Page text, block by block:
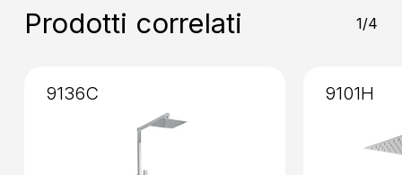
Prodotti correlati 1/4
9136C 9101H